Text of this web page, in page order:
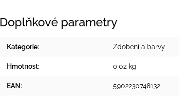
Doplňkové parametry
Kategorie: Zdobení a barvy
Hmotnost: 0.02 kg
EAN : 5902230748132